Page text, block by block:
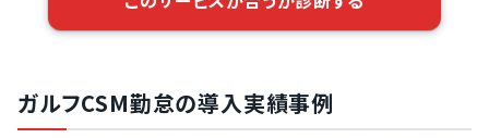
ガルフCSM勤怠の導入実績事例